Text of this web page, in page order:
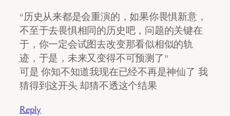
“历史从来都是会重演的，如果你畏惧新意，
不至于去畏惧相同的历史吧，问题的关键在
于，你一定会试图去改变那看似相似的轨
迹，于是，未来又变得不可预测了”
可是 你知不知道我现在已经不再是神仙了 我
猜得到这开头 却猜不透这个结果
Reply